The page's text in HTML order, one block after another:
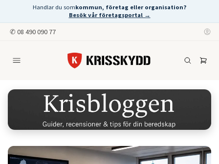
Handlar du somkommun, företag eller organisation?
Besök vår företagsportal →
✆ 08 490 090 77